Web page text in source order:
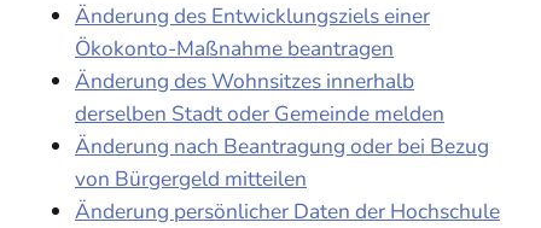
Änderung des Entwicklungsziels einer
Ökokonto-Maßnahme beantragen
Änderung des Wohnsitzes innerhalb
derselben Stadt oder Gemeinde melden
Änderung nach Beantragung oder bei Bezug
von Bürgergeld mitteilen
Änderung persönlicher Daten der Hochschule